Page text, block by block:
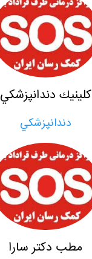
كلينيك دندانپزشكي
دندانپزشكي
مطب دكتر سارا